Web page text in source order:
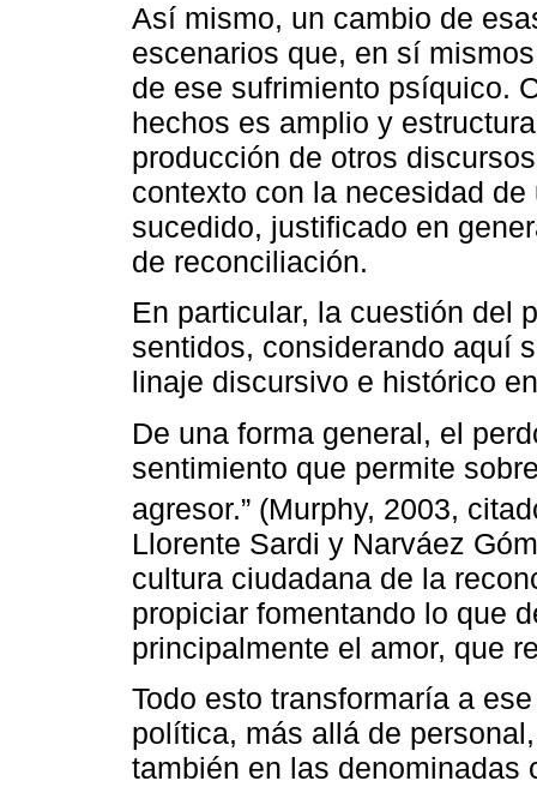
Así mismo, un cambio de
escenarios que, en sí
de ese sufrimiento psíquico.
hechos es amplio y
producción de otros
contexto con la necesidad
sucedido, justificado en
de reconciliación.
En particular, la cuestión del
sentidos, considerando aquí
linaje discursivo e histórico
De una forma general, el
sentimiento que permite
agresor.” (Murphy, 2003,
Llorente Sardi y Narváez
cultura ciudadana de la
propiciar fomentando lo que
principalmente el amor, que
Todo esto transformaría a
política, más allá de
también en las denominadas